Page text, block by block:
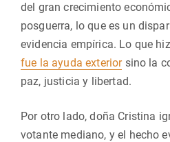
del gran crecimiento
posguerra, lo que es un
evidencia empírica. Lo que
fue la ayuda exteriorsino la
paz, justicia y libertad.
Por otro lado, doña Cristina
votante mediano, y el hecho